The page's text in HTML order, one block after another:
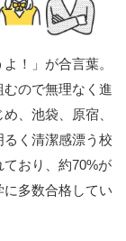
！」が合言葉。
ので無理なく進
、池袋、原宿、
く清潔感漂う校
おり、約70%が
多数合格してい